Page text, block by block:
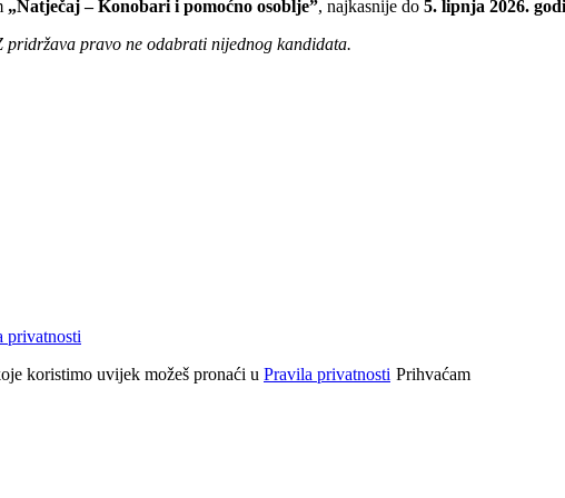
„Natječaj – Konobari i pomoćno osoblje”, najkasnije do 5. lipnja 2026.
pravo ne odabrati nijednog kandidata.
privatnosti
koristimo uvijek možeš pronaći u Pravila privatnosti Prihvaćam